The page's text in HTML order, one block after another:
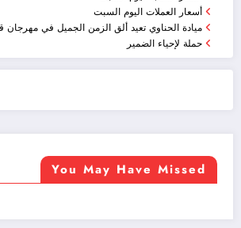
أسعار العملات اليوم السبت
ميادة الحناوي تعيد ألق الزمن الجميل في مهرجان
حملة لإحياء الضمير
You May Have Missed